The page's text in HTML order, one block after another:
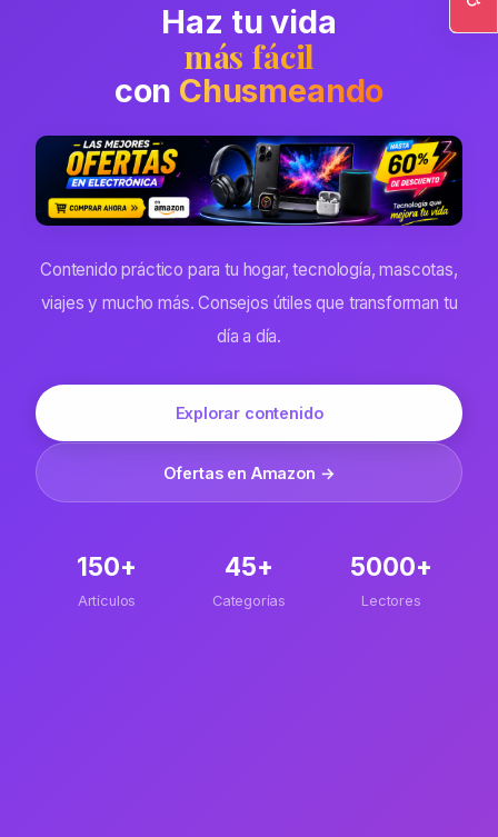
Haz tu vida
más fácil
con Chusmeando
Contenido práctico para tu hogar, tecnología, mascotas,
viajes y mucho más. Consejos útiles que transforman tu
día a día.
Explorar contenido
Ofertas en Amazon →
150+
Artículos
45+
Categorías
5000+
Lectores